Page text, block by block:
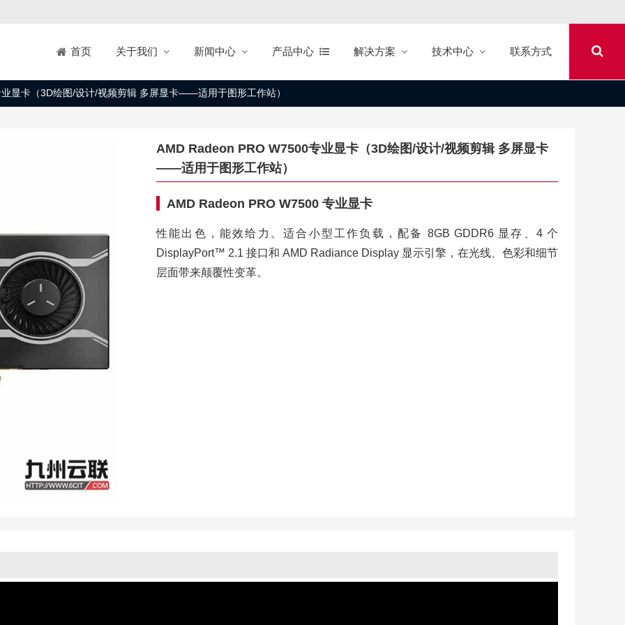
首页 关于我们 新闻中心 产品中心 解决方案 技术中心 联系方式
显卡（3D绘图/设计/视频剪辑 多屏显卡——适用于图形工作站）
AMD Radeon PRO W7500专业显卡（3D绘图/设计/视频剪辑 多屏显卡
——适用于图形工作站）
AMD Radeon PRO W7500 专业显卡
性能出色，能效给力。适合小型工作负载，配备 8GB GDDR6 显存、4 个
DisplayPort™ 2.1 接口和 AMD Radiance Display 显示引擎，在光线、色彩和细节
层面带来颠覆性变革。